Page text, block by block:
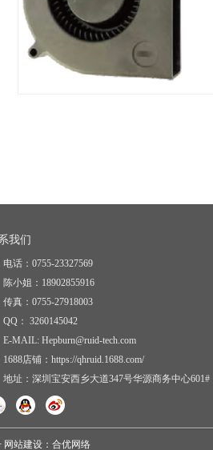
我们
电话：0755-23327569
陈小姐：18902855916
传真：0755-27918003
QQ： 3260145042
E-MAIL: Hepburn@ruid-tech.com
1688店铺：https://qhruid.1688.com/
地址：深圳宝安西乡大道347号华源商务中心601#
网站建设： 合优网络